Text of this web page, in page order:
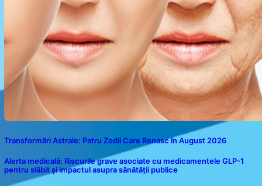
Transformări Astrale: Patru Zodii Care Renasc în August 2026
Alerta medicală: Riscurile grave asociate cu medicamentele GLP-1
pentru slăbit și impactul asupra sănătății publice